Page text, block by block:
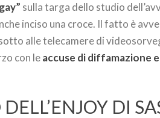
sulla targa dello studio
inciso una croce. Il fatto è
alle telecamere di
con leaccuse di diffamazione e
DI